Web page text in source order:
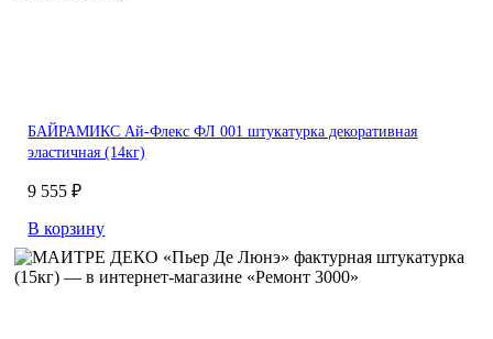
БАЙРАМИКС Ай-Флекс ФЛ 001 штукатурка декоративная
эластичная (14кг)
9 555 ₽
В корзину